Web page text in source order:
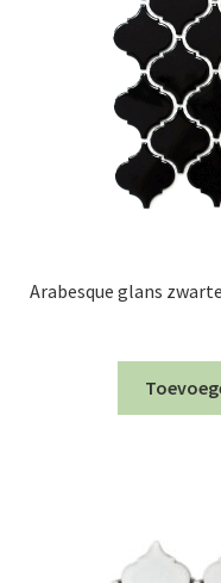
Arabesque glans